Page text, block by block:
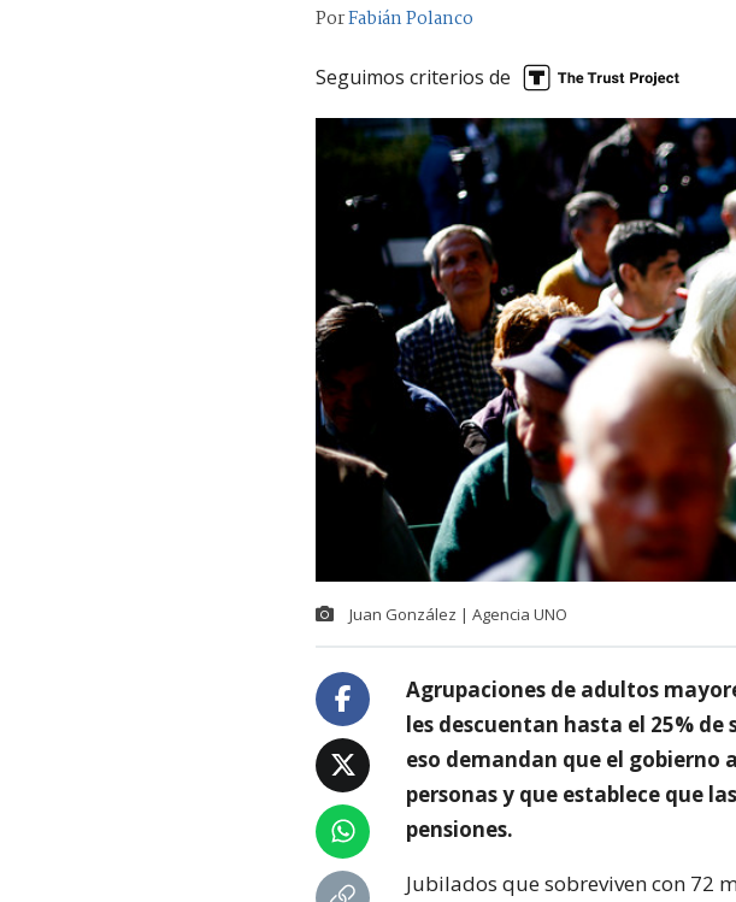
PorFabián Polanco
Seguimos criterios de
Juan González | Agencia UNO
Agrupaciones de adultos
les descuentan hasta el 25%
eso demandan que el gobierno
personas y que establece que
pensiones.
Jubilados que sobreviven con 72